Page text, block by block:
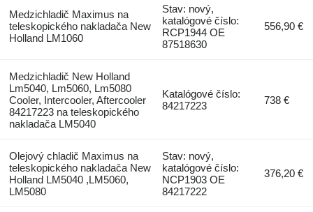
Medzichladič Maximus na
teleskopického nakladača New
Holland LM1060
Stav: nový,
katalógové číslo:
RCP1944 OE
87518630
556,90 €
Medzichladič New Holland
Lm5040, Lm5060, Lm5080
Cooler, Intercooler, Aftercooler
84217223 na teleskopického
nakladača LM5040
Katalógové číslo:
84217223
738 €
Olejový chladič Maximus na
teleskopického nakladača New
Holland LM5040 ,LM5060,
LM5080
Stav: nový,
katalógové číslo:
NCP1903 OE
84217222
376,20 €